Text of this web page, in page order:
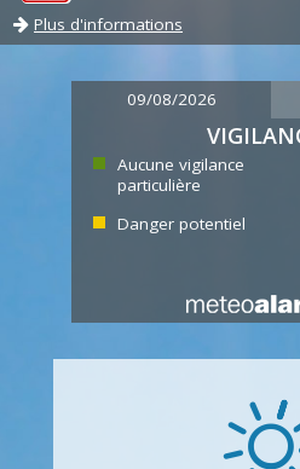
Plus d'informations
09/08/2026
Aucune vigilance
particulière
Danger potentiel